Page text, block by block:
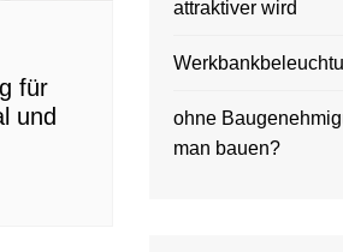
für
und
attraktiver wird
ohne
man bauen?